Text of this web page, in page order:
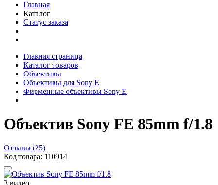
Главная
Каталог
Статус заказа
Главная страница
Каталог товаров
Объективы
Объективы для Sony E
Фирменные объективы Sony E
Объектив Sony FE 85mm f/1.8
Отзывы (25)
Код товара: 110914
3 видео